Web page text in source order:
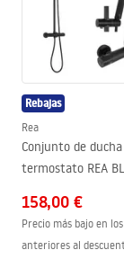
Montaje
Altura
Dirección de la
Garantía
Revestimiento
Rebajas
Rea
Conjunto de
termostato REA
158,00 €
Precio más bajo en
anteriores al